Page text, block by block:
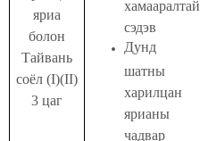
яриа
болон
Тайвань
соёл (I)(II)
3 цаг
хамааралтай
сэдэв
Дунд
шатны
харилцан
ярианы
чадвар